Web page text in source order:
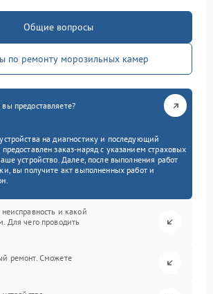
Общие вопросы
по ремонту морозильных камер
предоставляете?
на диагностику и последующий
заказ-наряд с указанием страховых
устройство. Далее, после выполнения работ
вы получите акт выполненных работ и
и какой
Для чего проводить
ремонт. Сможете